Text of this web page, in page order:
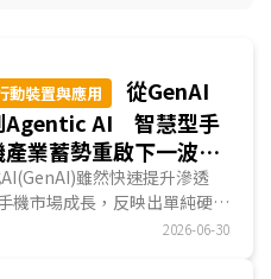
動裝置與應用
從GenAI
Agentic AI 智慧型手
產業蓄勢重啟下一波典
轉移
雖然快速提升滲透
機市場成長，反映出單純硬體
機需求。從2026年G...2026-06-30